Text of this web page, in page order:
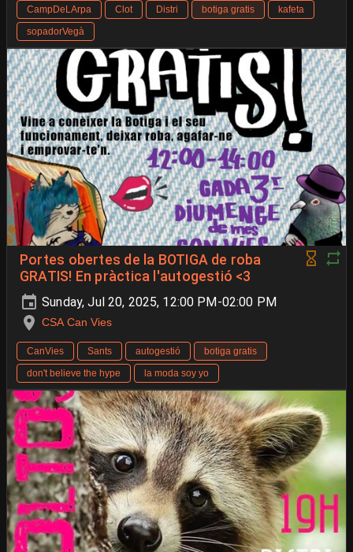
CampDeLArpa Clot Distri botiga gratis
kafeta
sopadorVegà
Portes obertes de la BOTIGA de roba
GRATIS! En pràctica l'autogestió <3
Sunday, Jul 20, 2025, 12:00 PM-02:00 PM
CSA Can Vies
CanVies Sants autogestió
botiga gratis
don't believe the hype
la moda soy yo